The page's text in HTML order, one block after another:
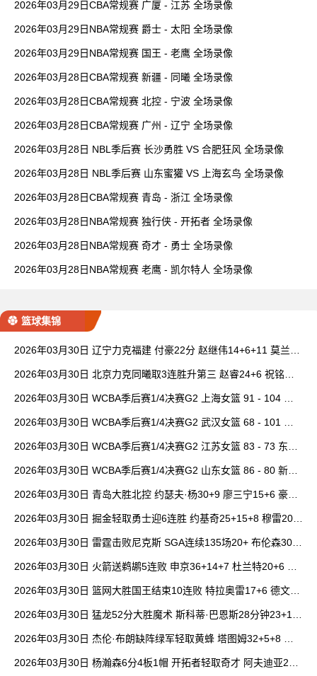
2026年03月29日CBA常规赛 广厦 - 江苏 全场录像
2026年03月29日NBA常规赛 爵士 - 太阳 全场录像
2026年03月29日NBA常规赛 国王 - 老鹰 全场录像
2026年03月28日CBA常规赛 新疆 - 同曦 全场录像
2026年03月28日CBA常规赛 北控 - 宁波 全场录像
2026年03月28日CBA常规赛 广州 - 辽宁 全场录像
2026年03月28日 NBL季后赛 长沙勇胜 VS 合肥狂风 全场录像
2026年03月28日 NBL季后赛 山东蜜獾 VS 上海玄鸟 全场录像
2026年03月28日CBA常规赛 青岛 - 浙江 全场录像
2026年03月28日NBA常规赛 独行侠 - 开拓者 全场录像
2026年03月28日NBA常规赛 奇才 - 勇士 全场录像
2026年03月28日NBA常规赛 老鹰 - 凯尔特人 全场录像
篮球集锦
2026年03月30日 辽宁力克福建 付豪22分 赵继伟14+6+11 莫兰德
2026年03月30日 北京力克同曦取3连胜升第三 赵睿24+6 祝铭震1
2026年03月30日 WCBA季后赛1/4决赛G2 上海女篮 91 - 104 四
2026年03月30日 WCBA季后赛1/4决赛G2 武汉女篮 68 - 101 山
2026年03月30日 WCBA季后赛1/4决赛G2 江苏女篮 83 - 73 东莞
2026年03月30日 WCBA季后赛1/4决赛G2 山东女篮 86 - 80 新疆
2026年03月30日 青岛大胜北控 约瑟夫·杨30+9 廖三宁15+6 豪斯
2026年03月30日 掘金轻取勇士迎6连胜 约基奇25+15+8 穆雷20+
2026年03月30日 雷霆击败尼克斯 SGA连续135场20+ 布伦森30分
2026年03月30日 火箭送鹈鹕5连败 申京36+14+7 杜兰特20+6 锡
2026年03月30日 篮网大胜国王结束10连败 特拉奥雷17+6 德文·
2026年03月30日 猛龙52分大胜魔术 斯科蒂·巴恩斯28分钟23+15
2026年03月30日 杰伦·布朗缺阵绿军轻取黄蜂 塔图姆32+5+8 普
2026年03月30日 杨瀚森6分4板1帽 开拓者轻取奇才 阿夫迪亚20+